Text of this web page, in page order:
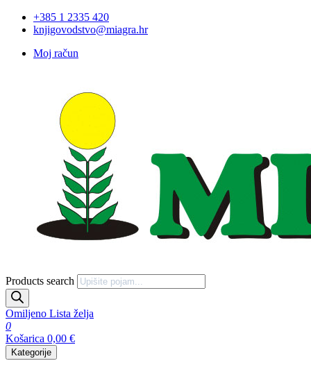
+385 1 2335 420
knjigovodstvo@miagra.hr
Moj račun
Products search
Omiljeno Lista želja
0
Košarica 0,00 €
Kategorije